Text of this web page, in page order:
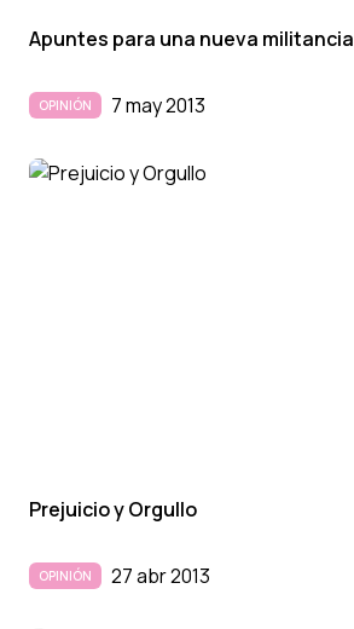
Apuntes para una nueva militancia
OPINIÓN 7 may 2013
Prejuicio y Orgullo
OPINIÓN 27 abr 2013